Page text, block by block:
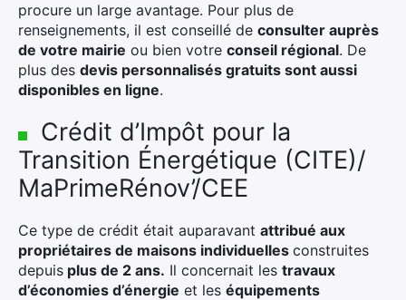
procure un large avantage. Pour plus de
renseignements, il est conseillé de consulter auprès
de votre mairie ou bien votre conseil régional. De
plus des devis personnalisés gratuits sont aussi
disponibles en ligne.
Crédit d’Impôt pour la
Transition Énergétique (CITE)/
MaPrimeRénov’/CEE
Ce type de crédit était auparavant attribué aux
propriétaires de maisons individuelles construites
depuis plus de 2 ans. Il concernait les travaux
d’économies d’énergie et les équipements